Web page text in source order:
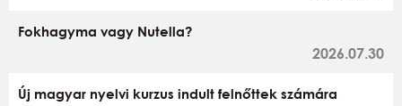
Fokhagyma vagy Nutella?
2026.07.30
Új magyar nyelvi kurzus indult felnőttek számára